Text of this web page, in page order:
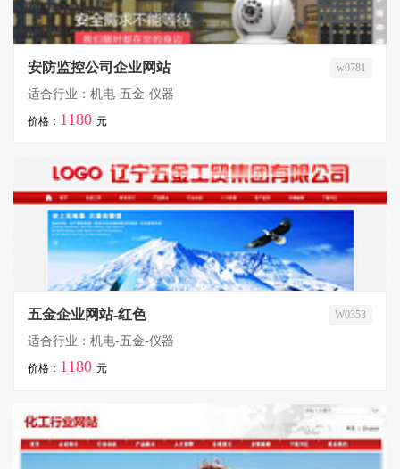
安防监控公司企业网站 w0781
适合行业：机电-五金-仪器
价格： 1180 元
五金企业网站-红色 W0353
适合行业：机电-五金-仪器
价格： 1180 元